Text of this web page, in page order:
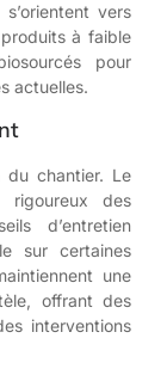
vers
à faible
pour
actuelles.
du chantier. Le
des
d’entretien
sur certaines
une
offrant des
interventions